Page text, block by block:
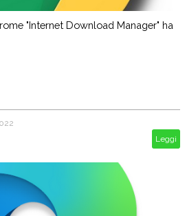
"Internet Download Manager" ha
Leggi